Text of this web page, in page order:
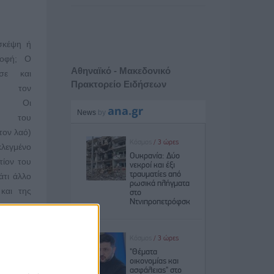
ή
Ο
και
τον
Οι
του
λαό)
του
άλλο
της
Αθηναϊκό - Μακεδονικό
Πρακτορείο Ειδήσεων